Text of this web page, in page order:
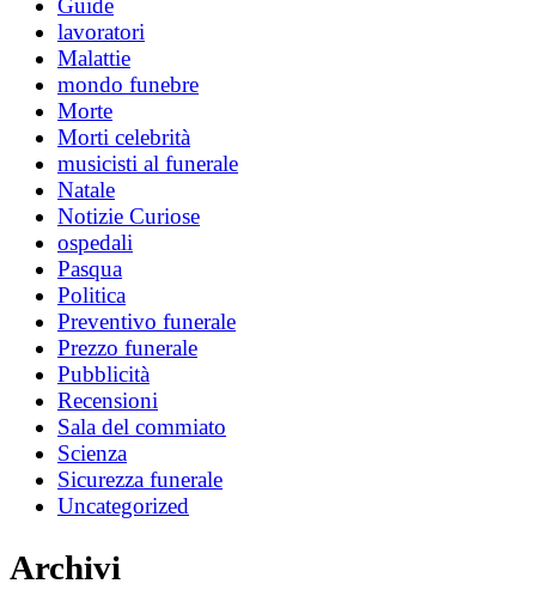
Guide
lavoratori
Malattie
mondo funebre
Morte
Morti celebrità
musicisti al funerale
Natale
Notizie Curiose
ospedali
Pasqua
Politica
Preventivo funerale
Prezzo funerale
Pubblicità
Recensioni
Sala del commiato
Scienza
Sicurezza funerale
Uncategorized
Archivi